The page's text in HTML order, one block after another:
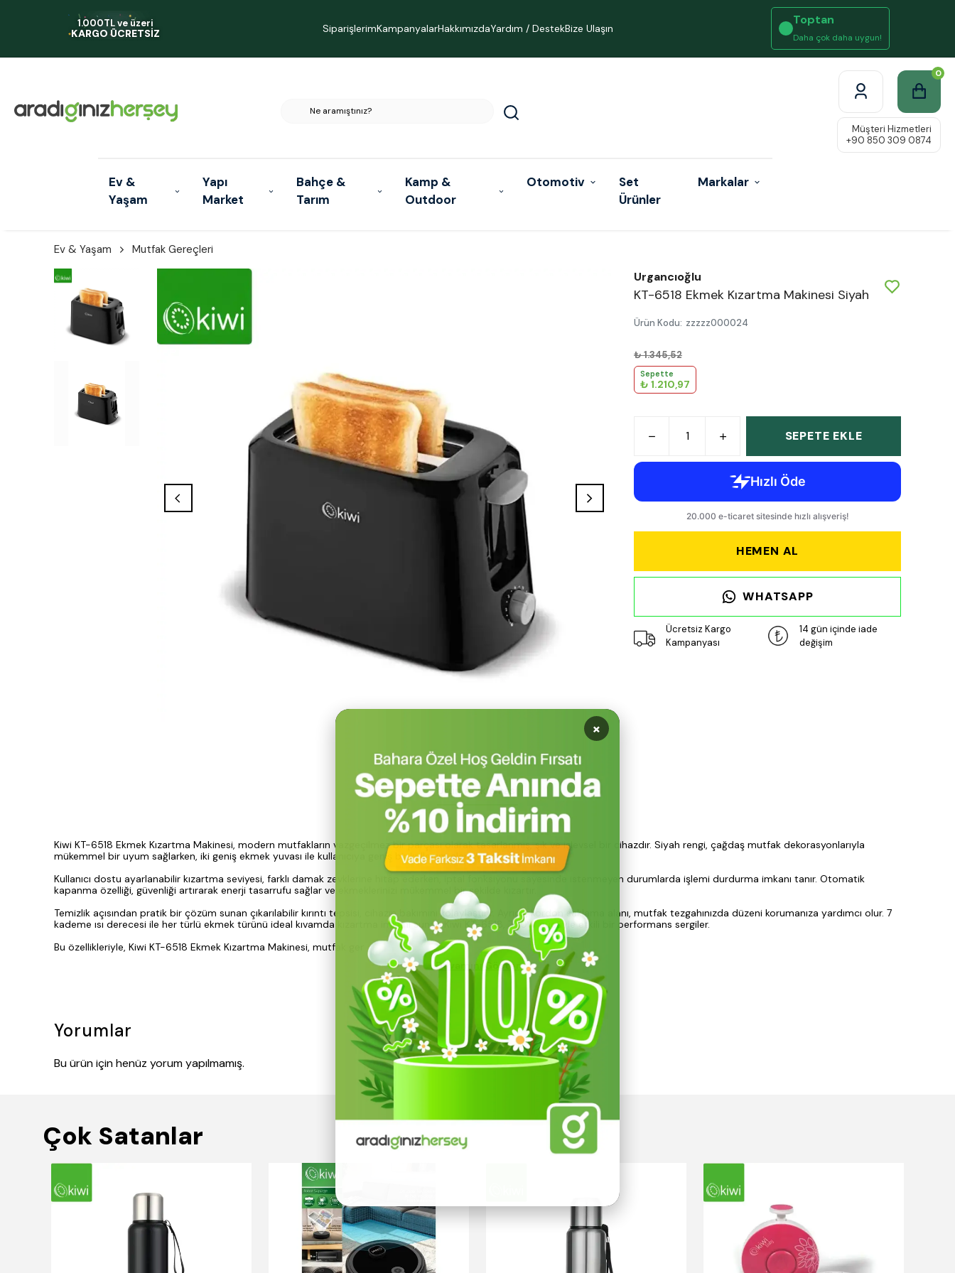
1.000TL ve üzeri
KARGO ÜCRETSİZ SiparişlerimKampanyalarHakkımızdaYardım / DestekBize Ulaşın
Toptan
Daha çok daha uygun!
Ev &
Yaşam
Yapı
Market
Bahçe &
Tarım
Kamp &
Outdoor
Otomotiv
Set
Ürünler
Markalar
0
Ev & Yaşam Mutfak Gereçleri
Urgancıoğlu
KT-6518 Ekmek Kızartma Makinesi Siyah
Ürün Kodu: zzzzz000024
₺ 1.345,52
Sepette
₺ 1.210,97
SEPETE EKLE
HEMEN AL
WHATSAPP
Ücretsiz Kargo
Kampanyası
14 gün içinde iade
değişim
Ürün Açıklaması
Kiwi KT-6518 Ekmek Kızartma Makinesi, modern mutfakların vazgeçilmez bir parçası olarak tasarlanmış, şık ve işlevsel bir cihazdır. Siyah rengi, çağdaş mutfak dekorasyonlarıyla
mükemmel bir uyum sağlarken, iki geniş ekmek yuvası ile kullanıcıya geniş bir kullanım alanı sunar.
Kullanıcı dostu ayarlanabilir kızartma seviyesi, farklı damak zevklerine hitap ederken, iptal fonksiyonu sayesinde istenmeyen durumlarda işlemi durdurma imkanı tanır. Otomatik
kapanma özelliği, güvenliği artırarak enerji tasarrufu sağlar ve ekmeklerinizi mükemmel bir şekilde kızartır.
Temizlik açısından pratik bir çözüm sunan çıkarılabilir kırıntı tepsisi, cihazın bakımını kolaylaştırır. Ayrıca, kordon saklama alanı, mutfak tezgahınızda düzeni korumanıza yardımcı olur. 7
kademe ısı derecesi ile her türlü ekmek türünü ideal kıvamda kızartma imkanı sunan Kiwi KT-6518, 700W gücüyle etkili bir performans sergiler.
Bu özellikleriyle, Kiwi KT-6518 Ekmek Kızartma Makinesi, mutfak ger
Devamını Göster
Yorumlar
Bu ürün için henüz yorum yapılmamış.
Çok Satanlar